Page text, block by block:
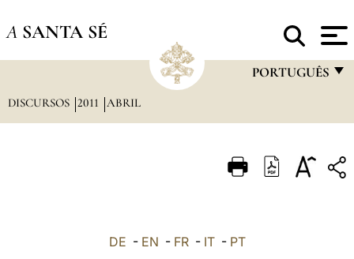
A SANTA SÉ
PORTUGUÊS
ITALIANO
DISCURSOS 2011 ABRIL
DE - EN - FR- IT- PT